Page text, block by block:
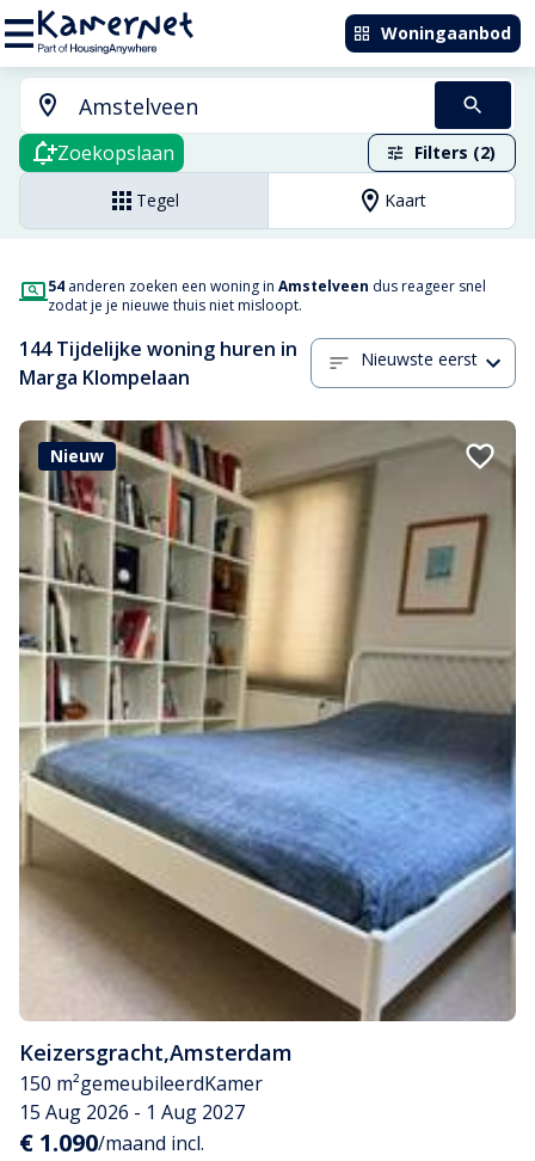
Woningaanbod
Zoekopslaan Filters (2)
Tegel Kaart
54 anderen zoeken een woning in Amstelveen dus reageer snel
zodat je je nieuwe thuis niet misloopt.
144 Tijdelijke woning huren in
Marga Klompelaan
Nieuwste eerst
Nieuw
Keizersgracht,Amsterdam
150 m²gemeubileerdKamer
15 Aug 2026 - 1 Aug 2027
€ 1.090/maand incl.